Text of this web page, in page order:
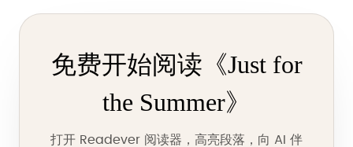
免费开始阅读《Just for
the Summer》
打开 Readever 阅读器，高亮段落，向 AI 伴